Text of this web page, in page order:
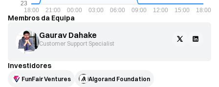
Membros da Equipa
Gaurav Dahake
Customer Support Specialist
Investidores
FunFair Ventures Algorand Foundation